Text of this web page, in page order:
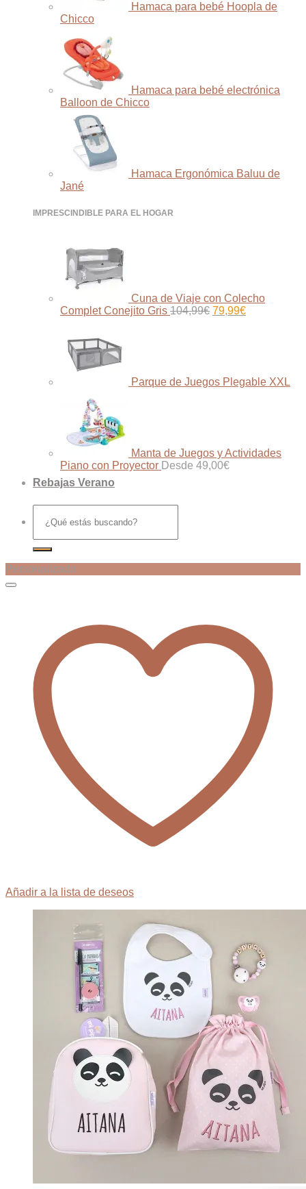
Hamaca para bebé Hoopla de
Chicco
Hamaca para bebé electrónica
Balloon de Chicco
Hamaca Ergonómica Baluu de
Jané
IMPRESCINDIBLE PARA EL HOGAR
Cuna de Viaje con Colecho
Complet Conejito Gris 104,99€ El
79,99€El
Parque de Juegos Plegable XXL
Manta de Juegos y Actividades
Piano con Proyector Desde 49,00€
Rebajas Verano
por:
Personalizado
Añadir a la lista de deseos